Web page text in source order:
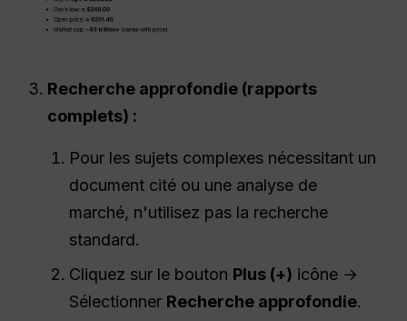
Recherche approfondie (rapports
complets) :
Pour les sujets complexes nécessitant un
document cité ou une analyse de
marché, n'utilisez pas la recherche
standard.
Cliquez sur le bouton Plus (+) icône →
Sélectionner Recherche approfondie.